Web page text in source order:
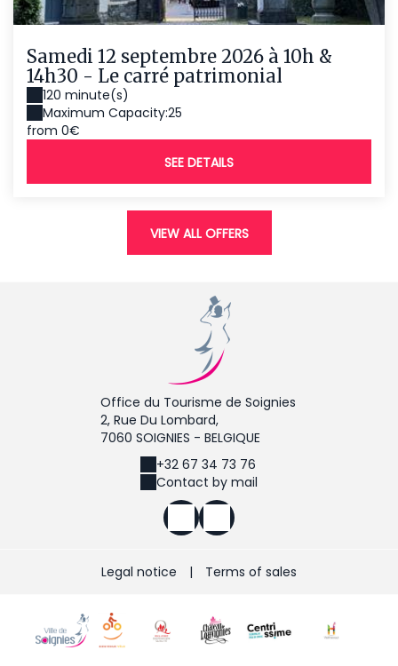
Samedi 12 septembre 2026 à 10h &
14h30 - Le carré patrimonial
120 minute(s)
Maximum Capacity:25
from 0€
SEE DETAILS
VIEW ALL OFFERS
Office du Tourisme de Soignies
2, Rue Du Lombard,
7060 SOIGNIES - BELGIQUE
+32 67 34 73 76
Contact by mail
Legal notice | Terms of sales